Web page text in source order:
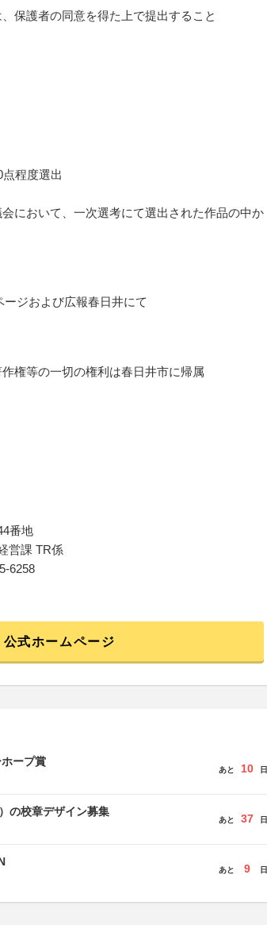
保護者の同意を得た上で提出すること
程度選出
において、一次選考にて選出された作品の中か
ジおよび広報春日井にて
権等の一切の権利は春日井市に帰属
番地
営課 TR係
6258
公式ホームページ
ープ賞
あと 10 日
の校章デザイン募集
あと 37 日
あと 9 日